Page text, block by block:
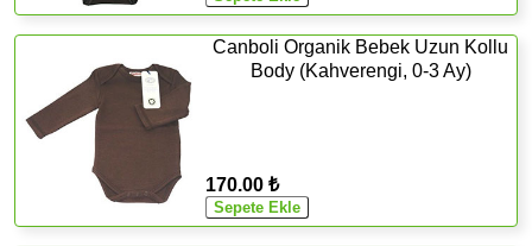
Canboli Organik Bebek Uzun Kollu
Body (Kahverengi, 0-3 Ay)
170.00 ₺